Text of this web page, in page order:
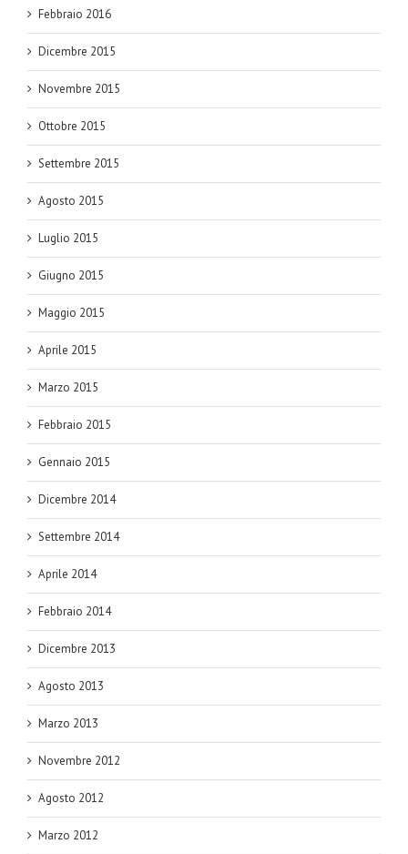
Febbraio 2016
Dicembre 2015
Novembre 2015
Ottobre 2015
Settembre 2015
Agosto 2015
Luglio 2015
Giugno 2015
Maggio 2015
Aprile 2015
Marzo 2015
Febbraio 2015
Gennaio 2015
Dicembre 2014
Settembre 2014
Aprile 2014
Febbraio 2014
Dicembre 2013
Agosto 2013
Marzo 2013
Novembre 2012
Agosto 2012
Marzo 2012